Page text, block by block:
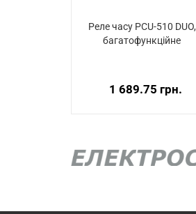
Реле часу PCU-510 DUO,
багатофункційне
1 689.75 грн.